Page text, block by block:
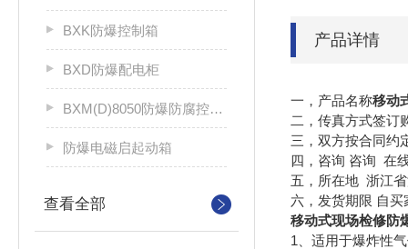
BXK防爆控制箱
BXD防爆配电柜
BXM(D)8050防爆防腐控制配电箱
防爆电磁启起动箱
查看全部
产品详情
一，产品名称移动
二，传真方式签订
三，双方按合同约
四，咨询 咨询 在
五，所在地 浙江
六，发货期限 自
移动式现场检修防
1、适用于爆炸性